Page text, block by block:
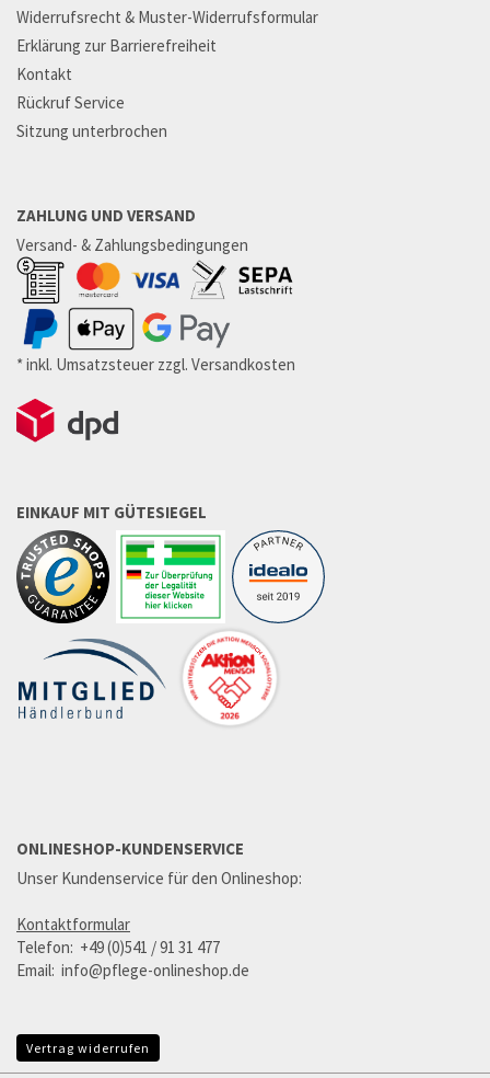
Widerrufsrecht & Muster-Widerrufsformular
Erklärung zur Barrierefreiheit
Kontakt
Rückruf Service
Sitzung unterbrochen
ZAHLUNG UND VERSAND
Versand- & Zahlungsbedingungen
* inkl. Umsatzsteuer zzgl. Versandkosten
EINKAUF MIT GÜTESIEGEL
ONLINESHOP-KUNDENSERVICE
Unser Kundenservice für den Onlineshop:
Kontaktformular
Telefon: +49 (0)541 / 91 31 477
Email: info@pflege-onlineshop.de
Vertrag widerrufen